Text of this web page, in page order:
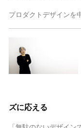
ズに応える